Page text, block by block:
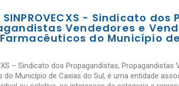
SINPROVECXS - Sindicato
Vendedores e
Farmacêuticos do Município
– Sindicato dos Propagandistas,
do Município de Caxias do Sul, é uma entidade